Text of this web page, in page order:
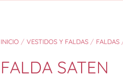
INICIO / VESTIDOS Y FALDAS / FALDAS
FALDA SATEN